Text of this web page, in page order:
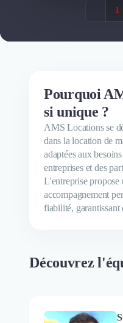
1
Pourquoi
si unique ?
AMS Locations se
dans la location de
adaptées aux
entreprises et des
L'entreprise propose
accompagnement
fiabilité, garantissant
Découvrez